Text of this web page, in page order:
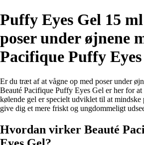
Puffy Eyes Gel 15
poser under øjnene
Pacifique Puffy
Er du træt af at vågne op med poser under
Beauté Pacifique Puffy Eyes Gel er her for
kølende gel er specielt udviklet til at mindske
give dig et mere friskt og ungdommeligt
Hvordan virker Beauté